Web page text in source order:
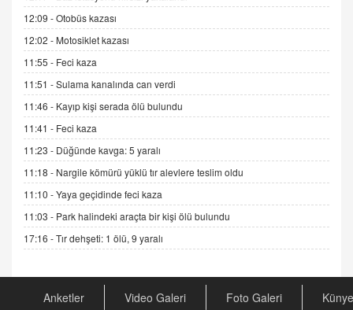
11.12.2024 12:30
DR. EKREM ASLAN
Gerçek Ne, Algı Ne? "Beraber Yürüyoruz"
Cümlesinin Peşinden
19.07.2025 12:45
GÖNÜL MENEKŞE
Şifacının Yolu
04.11.2025 12:56
AV. RÜMEYSA ÖZKALE
Kira Uyuşmazlıklarında Dava Açmadan Önce
Arabulucuya Başvuru Şartı
CAN UĞURATEŞ
Değişen yapısıyla Suriye
12:09 -Otobüs kazası
12:02 - Motosiklet kazası
11:55 - Feci kaza
11:51 -Sulama kanalında can verdi
11:46 - Kayıp kişi serada ölü bulundu
11:41 - Feci kaza
11:23 - Düğünde kavga: 5 yaralı
11:18 - Nargile kömürü yüklü tır alevlere teslim oldu
11:10 -Yaya geçidinde feci kaza
11:03 - Park halindeki araçta bir kişi ölü bulundu
17:16 -Tır dehşeti: 1 ölü, 9 yaralı
Anketler Video Galeri Foto Galeri Künye